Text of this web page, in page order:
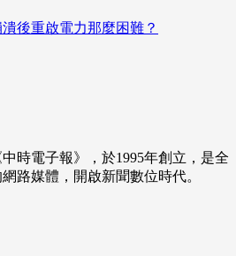
後重啟電力那麼困難？
時電子報》，於1995年創立，是全
路媒體，開啟新聞數位時代。